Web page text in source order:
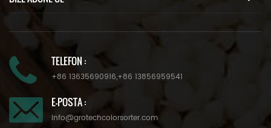
TELEFON :
+86 13635690916,+86 13856959541
E-POSTA :
info@grotechcolorsorter.com